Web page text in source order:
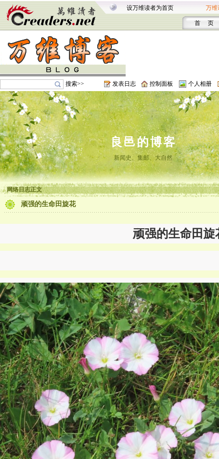
设万维读者为首页 万维
首 页
搜索>> 发表日志 控制面板 个人相册
良邑的博客
新闻史、集邮、大自然
网络日志正文
顽强的生命田旋花
顽强的生命田旋